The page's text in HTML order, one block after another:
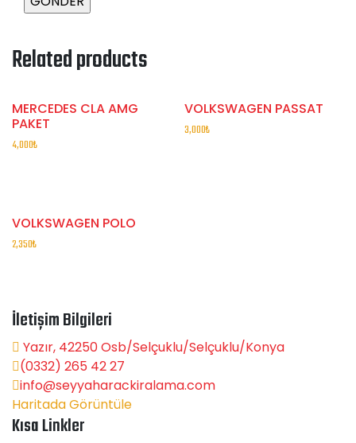
Related products
MERCEDES CLA AMG
PAKET
4,000₺
VOLKSWAGEN PASSAT
3,000₺
VOLKSWAGEN POLO
2,350₺
İletişim Bilgileri
Yazır, 42250 Osb/Selçuklu/Selçuklu/Konya
(0332) 265 42 27
info@seyyaharackiralama.com
Haritada Görüntüle
Kısa Linkler